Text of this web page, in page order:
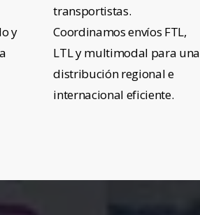
y
transportistas.
Coordinamos envíos FTL,
LTL y multimodal para una
distribución regional e
internacional eficiente.